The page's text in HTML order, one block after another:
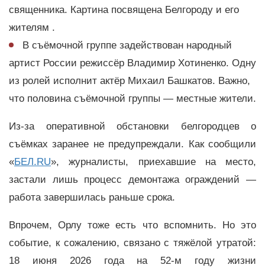
священника. Картина посвящена Белгороду и его
жителям .
В съёмочной группе задействован народный
артист России режиссёр Владимир Хотиненко. Одну
из ролей исполнит актёр Михаил Башкатов. Важно,
что половина съёмочной группы — местные жители.
Из-за оперативной обстановки белгородцев о
съёмках заранее не предупреждали. Как сообщили
«БЕЛ.RU», журналисты, приехавшие на место,
застали лишь процесс демонтажа ограждений —
работа завершилась раньше срока.
Впрочем, Орлу тоже есть что вспомнить. Но это
событие, к сожалению, связано с тяжёлой утратой:
18 июня 2026 года на 52-м году жизни